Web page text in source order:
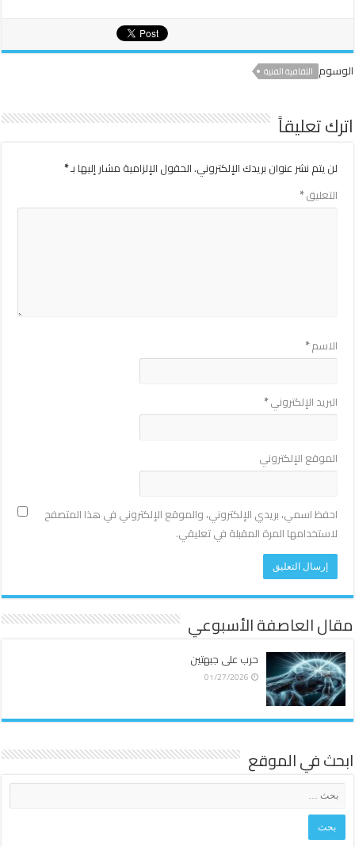
الوسوم الثقافية الفنية
اترك تعليقاً
لن يتم نشر عنوان بريدك الإلكتروني. الحقول الإلزامية مشار إليها بـ*
التعليق*
الاسم*
البريد الإلكتروني*
الموقع الإلكتروني
احفظ اسمي، بريدي الإلكتروني، والموقع الإلكتروني في هذا المتصفح
لاستخدامها المرة المقبلة في تعليقي.
مقال العاصفة الأسبوعي
حرب على جبهتين
01/27/2026
ابحث في الموقع